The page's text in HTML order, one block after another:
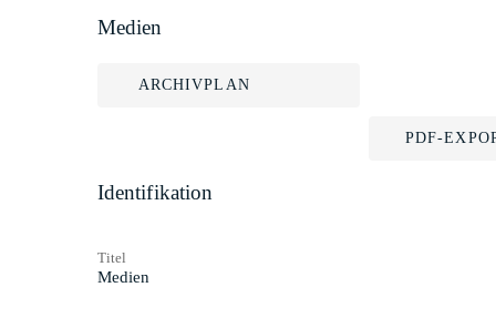
Medien
ARCHIVPLAN
PDF-
Identifikation
Titel
Medien